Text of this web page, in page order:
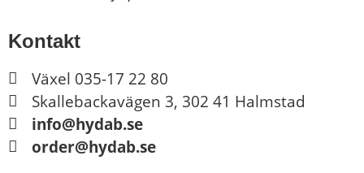
Kontakt
Växel 035-17 22 80
Skallebackavägen 3, 302 41 Halmstad
info@hydab.se
order@hydab.se